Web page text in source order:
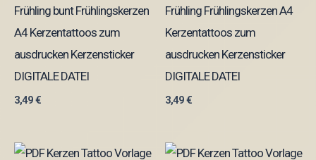
Frühling bunt Frühlingskerzen
A4 Kerzentattoos zum
ausdrucken Kerzensticker
DIGITALE DATEI
3,49€
Frühling Frühlingskerzen A4
Kerzentattoos zum
ausdrucken Kerzensticker
DIGITALE DATEI
3,49€